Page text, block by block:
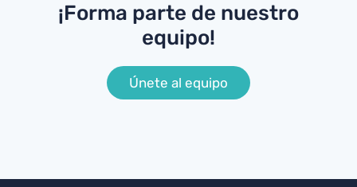
¡Forma parte de nuestro
equipo!
Únete al equipo